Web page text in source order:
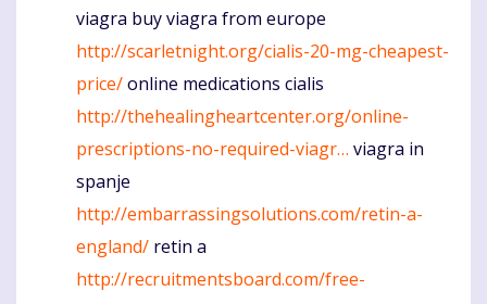
viagra buy viagra from europe
http://scarletnight.org/cialis-20-mg-cheapest-
price/online medications cialis
http://thehealingheartcenter.org/online-
prescriptions-no-required-viagr… viagra in
spanje
http://embarrassingsolutions.com/retin-a-
england/ retin a
http://recruitmentsboard.com/free-